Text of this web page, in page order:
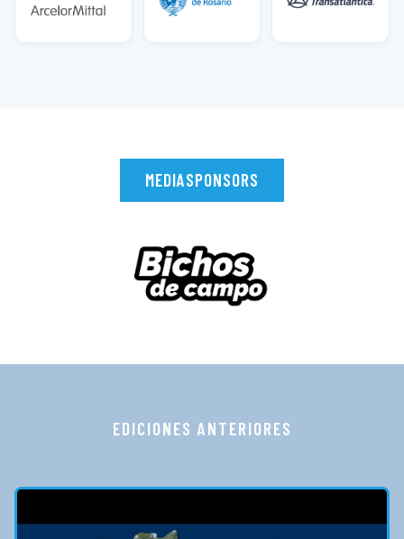
MEDIASPONSORS
EDICIONES ANTERIORES